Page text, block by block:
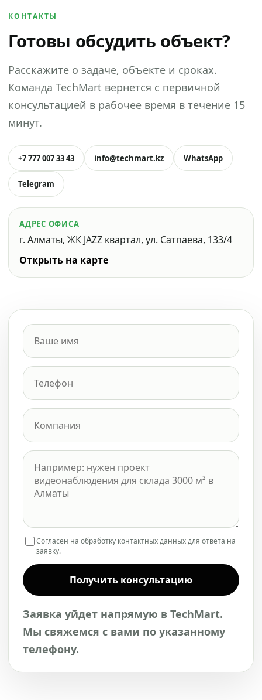
КОНТАКТЫ
Готовы обсудить объект?
Расскажите о задаче, объекте и сроках.
Команда TechMart вернется с первичной
консультацией в рабочее время в течение 15
минут.
+7 777 007 33 43 info@techmart.kz WhatsApp
Telegram
АДРЕС ОФИСА
г. Алматы, ЖК JAZZ квартал, ул. Сатпаева, 133/4
Открыть на карте
Согласен на обработку контактных данных для ответа на
заявку.
Получить консультацию
Заявка уйдет напрямую в TechMart.
Мы свяжемся с вами по указанному
телефону.